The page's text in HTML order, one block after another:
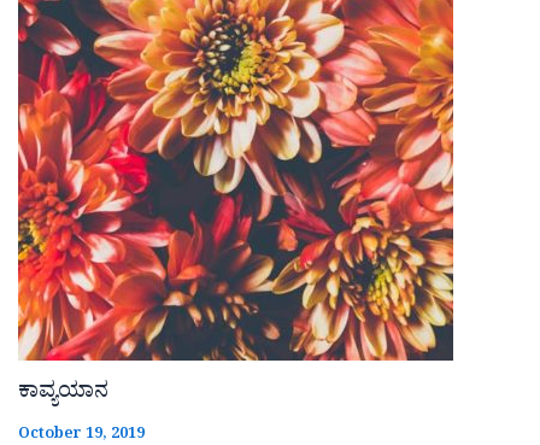
ಕಾವ್ಯಯಾನ
October 19, 2019